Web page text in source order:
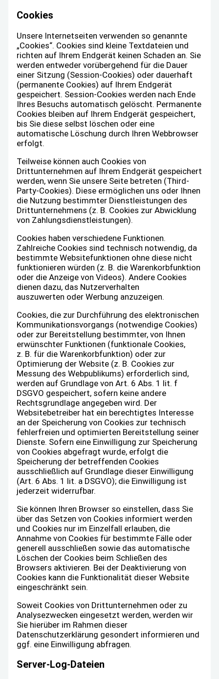
Cookies
Unsere Internetseiten verwenden so genannte
„Cookies“. Cookies sind kleine Textdateien und
richten auf Ihrem Endgerät keinen Schaden an. Sie
werden entweder vorübergehend für die Dauer
einer Sitzung (Session-Cookies) oder dauerhaft
(permanente Cookies) auf Ihrem Endgerät
gespeichert. Session-Cookies werden nach Ende
Ihres Besuchs automatisch gelöscht. Permanente
Cookies bleiben auf Ihrem Endgerät gespeichert,
bis Sie diese selbst löschen oder eine
automatische Löschung durch Ihren Webbrowser
erfolgt.
Teilweise können auch Cookies von
Drittunternehmen auf Ihrem Endgerät gespeichert
werden, wenn Sie unsere Seite betreten (Third-
Party-Cookies). Diese ermöglichen uns oder Ihnen
die Nutzung bestimmter Dienstleistungen des
Drittunternehmens (z. B. Cookies zur Abwicklung
von Zahlungsdienstleistungen).
Cookies haben verschiedene Funktionen.
Zahlreiche Cookies sind technisch notwendig, da
bestimmte Websitefunktionen ohne diese nicht
funktionieren würden (z. B. die Warenkorbfunktion
oder die Anzeige von Videos). Andere Cookies
dienen dazu, das Nutzerverhalten
auszuwerten oder Werbung anzuzeigen.
Cookies, die zur Durchführung des elektronischen
Kommunikationsvorgangs (notwendige Cookies)
oder zur Bereitstellung bestimmter, von Ihnen
erwünschter Funktionen (funktionale Cookies,
z. B. für die Warenkorbfunktion) oder zur
Optimierung der Website (z. B. Cookies zur
Messung des Webpublikums) erforderlich sind,
werden auf Grundlage von Art. 6 Abs. 1 lit. f
DSGVO gespeichert, sofern keine andere
Rechtsgrundlage angegeben wird. Der
Websitebetreiber hat ein berechtigtes Interesse
an der Speicherung von Cookies zur technisch
fehlerfreien und optimierten Bereitstellung seiner
Dienste. Sofern eine Einwilligung zur Speicherung
von Cookies abgefragt wurde, erfolgt die
Speicherung der betreffenden Cookies
ausschließlich auf Grundlage dieser Einwilligung
(Art. 6 Abs. 1 lit. a DSGVO); die Einwilligung ist
jederzeit widerrufbar.
Sie können Ihren Browser so einstellen, dass Sie
über das Setzen von Cookies informiert werden
und Cookies nur im Einzelfall erlauben, die
Annahme von Cookies für bestimmte Fälle oder
generell ausschließen sowie das automatische
Löschen der Cookies beim Schließen des
Browsers aktivieren. Bei der Deaktivierung von
Cookies kann die Funktionalität dieser Website
eingeschränkt sein.
Soweit Cookies von Drittunternehmen oder zu
Analysezwecken eingesetzt werden, werden wir
Sie hierüber im Rahmen dieser
Datenschutzerklärung gesondert informieren und
ggf. eine Einwilligung abfragen.
Server-Log-Dateien